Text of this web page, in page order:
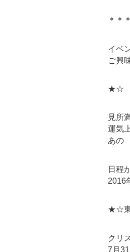
＊＊
イベ
ご興
★☆
見所
運気
あの
日程
2016
★☆東
クリ
7月